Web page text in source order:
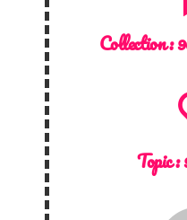
Collection :
Topic :